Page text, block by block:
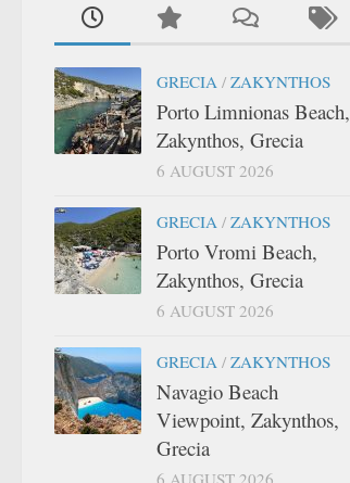
GRECIA / ZAKYNTHOS
Porto Limnionas Beach,
Zakynthos, Grecia
6 AUGUST 2026
GRECIA / ZAKYNTHOS
Porto Vromi Beach,
Zakynthos, Grecia
6 AUGUST 2026
GRECIA / ZAKYNTHOS
Navagio Beach
Viewpoint, Zakynthos,
Grecia
6 AUGUST 2026